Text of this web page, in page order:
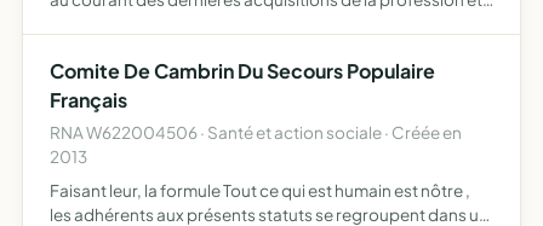
Comite De Cambrin Du Secours Populaire
Français
RNA W622004506 · Santé et action sociale · Créée en
2013
Faisant leur, la formule Tout ce qui est humain est nôtre ,
les adhérents aux présents statuts se regroupent dans un